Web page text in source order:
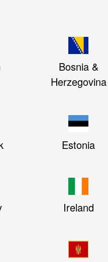
Bosnia &
Herzegovina
Estonia
Ireland